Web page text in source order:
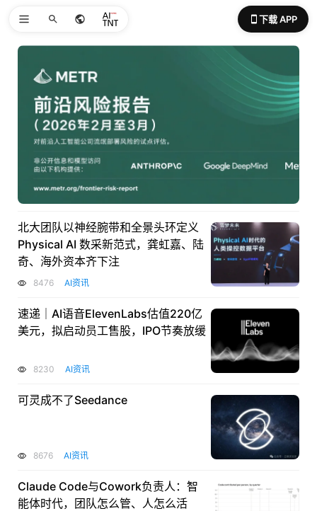
下载 APP
北大团队以神经腕带和全景头环定义
Physical AI 数采新范式，龚虹嘉、陆
奇、海外资本齐下注
8476 AI资讯
速递｜AI语音ElevenLabs估值220亿
美元，拟启动员工售股，IPO节奏放缓
8230 AI资讯
可灵成不了Seedance
8676 AI资讯
Claude Code与Cowork负责人：智
能体时代，团队怎么管、人怎么活